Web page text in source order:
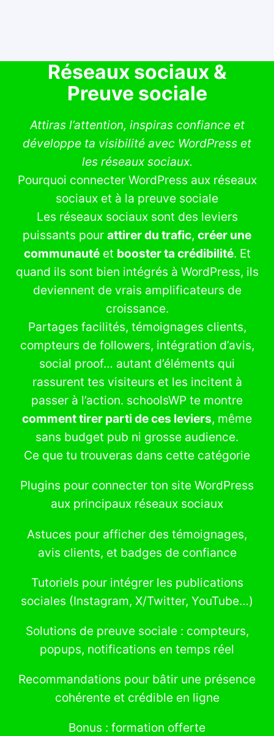
Réseaux sociaux &
Preuve sociale
Attiras l’attention, inspiras confiance et
développe ta visibilité avec WordPress et
les réseaux sociaux.
Pourquoi connecter WordPress aux réseaux
sociaux et à la preuve sociale
Les réseaux sociaux sont des leviers
puissants pour attirer du trafic, créer une
communautéet booster ta crédibilité. Et
quand ils sont bien intégrés à WordPress, ils
deviennent de vrais amplificateurs de
croissance.
Partages facilités, témoignages clients,
compteurs de followers, intégration d’avis,
social proof… autant d’éléments qui
rassurent tes visiteurs et les incitent à
passer à l’action. schoolsWP te montre
comment tirer parti de ces leviers, même
sans budget pub ni grosse audience.
Ce que tu trouveras dans cette catégorie
Plugins pour connecter ton site WordPress
aux principaux réseaux sociaux
Astuces pour afficher des témoignages,
avis clients, et badges de confiance
Tutoriels pour intégrer les publications
sociales (Instagram, X/Twitter, YouTube…)
Solutions de preuve sociale : compteurs,
popups, notifications en temps réel
Recommandations pour bâtir une présence
cohérente et crédible en ligne
Bonus : formation offerte